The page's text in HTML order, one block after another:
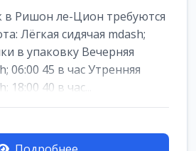
в Ришон ле-Цион требуются
Лёгкая сидячая mdash;
в упаковку Вечерняя
06:00 45 в час Утренняя
18:00 40 в час...